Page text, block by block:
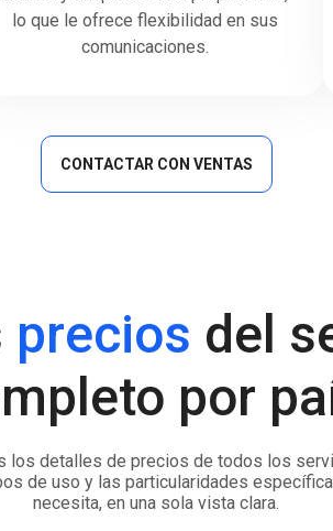
lo que le ofrece flexibilidad en sus
comunicaciones.
CONTACTAR CON VENTAS
precios del
por
los detalles de precios de todos los
de uso y las particularidades
necesita, en una sola vista clara.